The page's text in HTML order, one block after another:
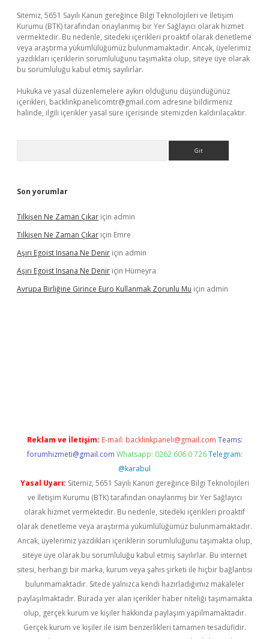
Sitemiz, 5651 Sayılı Kanun gereğince Bilgi Teknolojileri ve İletişim
Kurumu (BTK) tarafından onaylanmış bir Yer Sağlayıcı olarak hizmet
vermektedir. Bu nedenle, sitedeki içerikleri proaktif olarak denetleme
veya araştırma yükümlülüğümüz bulunmamaktadır. Ancak, üyelerimiz
yazdıkları içeriklerin sorumluluğunu taşımakta olup, siteye üye olarak
bu sorumluluğu kabul etmiş sayılırlar.
Hukuka ve yasal düzenlemelere aykırı olduğunu düşündüğünüz
içerikleri, backlinkpanelicomtr@gmail.com adresine bildirmeniz
halinde, ilgili içerikler yasal süre içerisinde sitemizden kaldırılacaktır.
Son yorumlar
Tilkişen Ne Zaman Çıkar için admin
Tilkişen Ne Zaman Çıkar için Emre
Aşırı Egoist Insana Ne Denir için admin
Aşırı Egoist Insana Ne Denir için Hümeyra
Avrupa Birliğine Girince Euro Kullanmak Zorunlu Mu için admin
Reklam ve İletişim: E-mail: backlinkpaneli@gmail.com Teams:
forumhizmeti@gmail.com Whatsapp: 0262 606 0 726 Telegram:
@karabul
Yasal Uyarı: Sitemiz, 5651 Sayılı Kanun gereğince Bilgi Teknolojileri
ve İletişim Kurumu (BTK) tarafından onaylanmış bir Yer Sağlayıcı
olarak hizmet vermektedir. Bu nedenle, sitedeki içerikleri proaktif
olarak denetleme veya araştırma yükümlülüğümüz bulunmamaktadır.
Ancak, üyelerimiz yazdıkları içeriklerin sorumluluğunu taşımakta olup,
siteye üye olarak bu sorumluluğu kabul etmiş sayılırlar. Bu internet
sitesi, herhangi bir marka, kurum veya şahıs şirketi ile hiçbir bağlantısı
bulunmamaktadır. Sitede yalnızca kendi hazırladığımız makaleler
paylaşılmaktadır. Burada yer alan içerikler haber niteliği taşımamakta
olup, gerçek kurum ve kişiler hakkında paylaşım yapılmamaktadır.
Gerçek kurum ve kişiler ile isim benzerlikleri tamamen tesadüfidir.